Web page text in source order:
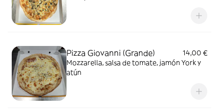
Pizza Giovanni (Grande)
14,00 €
Mozzarella, salsa de tomate, jamón York y
atún